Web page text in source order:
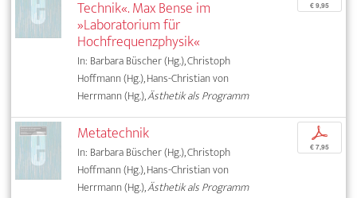
Technik«. Max Bense im
»Laboratorium für
Hochfrequenzphysik«
In: Barbara Büscher (Hg.), Christoph
Hoffmann (Hg.), Hans-Christian von
Herrmann (Hg.),Ästhetik als Programm
€ 9,95
Metatechnik
In: Barbara Büscher (Hg.), Christoph
Hoffmann (Hg.), Hans-Christian von
Herrmann (Hg.),Ästhetik als Programm
p
€ 7,95